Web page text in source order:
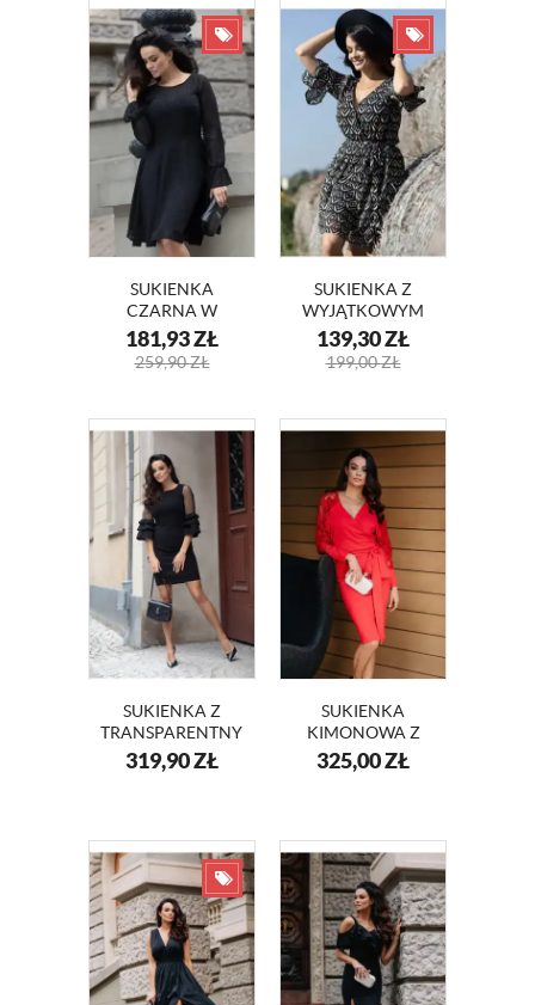
SUKIENKA
CZARNA W
GROSZKI OLIWIA
KM346
181,93ZŁ
259,90ZŁ
SUKIENKA Z
WYJĄTKOWYM
PRINTEM TINA
KM345
139,30ZŁ
199,00ZŁ
SUKIENKA Z
TRANSPARENTNYMI
RĘKAWAMI BELLA
KM343
319,90ZŁ
SUKIENKA
KIMONOWA Z
KORONKOWYMI
RĘKAWAMI
325,00ZŁ